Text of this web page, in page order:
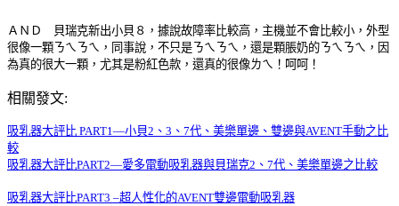
ＡＮＤ 貝瑞克新出小貝８，據說故障率比較高，主機並不會比較小，外型
很像一顆ㄋㄟㄋㄟ，同事說，不只是ㄋㄟㄋㄟ，還是顆脹奶的ㄋㄟㄋㄟ，因
為真的很大一顆，尤其是粉紅色款，還真的很像ㄌㄟ！呵呵！
相關發文:
吸乳器大評比 PART1—小貝2 、 3 、 7代、美樂單邊、雙邊與AVENT手動之比
較
吸乳器大評比PART2—愛多電動吸乳器與貝瑞克2 、 7代、美樂單邊之比較
吸乳器大評比PART3 –超人性化的AVENT雙邊電動吸乳器